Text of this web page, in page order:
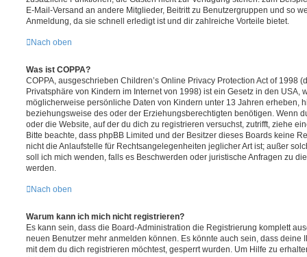
E-Mail-Versand an andere Mitglieder, Beitritt zu Benutzergruppen und so
Anmeldung, da sie schnell erledigt ist und dir zahlreiche Vorteile bietet.
Nach oben
Was ist COPPA?
COPPA, ausgeschrieben Children’s Online Privacy Protection Act of 1998
Privatsphäre von Kindern im Internet von 1998) ist ein Gesetz in den USA,
möglicherweise persönliche Daten von Kindern unter 13 Jahren erheben,
beziehungsweise des oder der Erziehungsberechtigten benötigen. Wenn
oder die Website, auf der du dich zu registrieren versuchst, zutrifft, ziehe
Bitte beachte, dass phpBB Limited und der Besitzer dieses Boards keine
nicht die Anlaufstelle für Rechtsangelegenheiten jeglicher Art ist; außer
soll ich mich wenden, falls es Beschwerden oder juristische Anfragen zu
werden.
Nach oben
Warum kann ich mich nicht registrieren?
Es kann sein, dass die Board-Administration die Registrierung komplett
neuen Benutzer mehr anmelden können. Es könnte auch sein, dass deine
mit dem du dich registrieren möchtest, gesperrt wurden. Um Hilfe zu